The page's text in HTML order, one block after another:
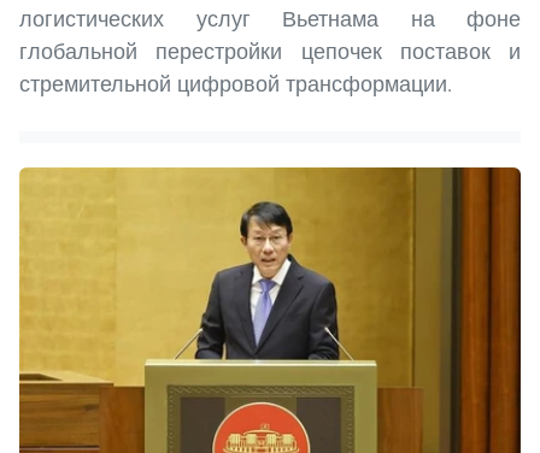
логистических услуг Вьетнама на фоне
глобальной перестройки цепочек поставок и
стремительной цифровой трансформации.